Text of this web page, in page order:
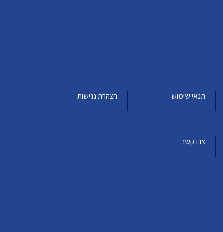
תנאי שימוש הצהרת נגישות
צרו קשר